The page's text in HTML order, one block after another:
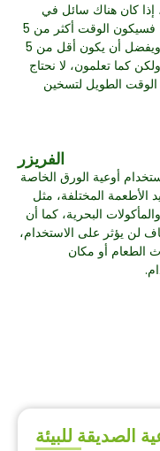
إذا كان هناك سائل في
الطعام، فسيكون الوقت أكثر من 5
دقائق، ويفضل أن يكون أقل من 5
كما تعلمون، لا نحتاج
الوقت الطويل لتسخين
الفريزر
أوعية الورق الخاصة
الأطعمة المختلفة، مثل
البحرية، كما أن
لن يؤثر على الاستخدام،
الطعام أو مكان
الصديقة للبيئة